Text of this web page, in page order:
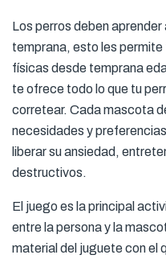
Los perros deben
temprana, esto les
físicas desde temprana
te ofrece todo lo que tu
corretear. Cada mascota
necesidades y
liberar su ansiedad,
destructivos.
El juego es la principal
entre la persona y la
material del juguete con el